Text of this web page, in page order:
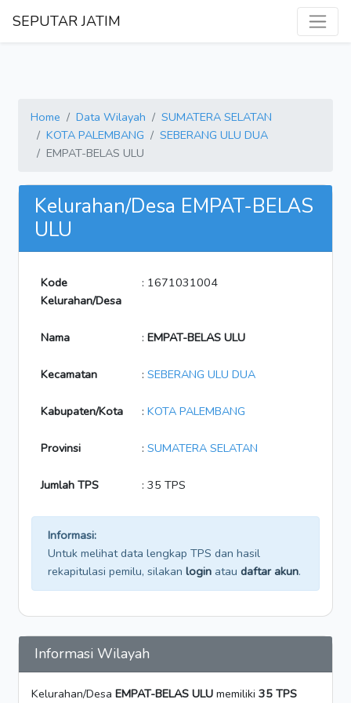
SEPUTAR JATIM
Home Data Wilayah
SUMATERA SELATAN
KOTA PALEMBANG
SEBERANG ULU DUA
EMPAT-BELAS ULU
Kelurahan/Desa EMPAT-BELAS
ULU
Kode
Kelurahan/Desa
: 1671031004
Nama : EMPAT-BELAS ULU
Kecamatan : SEBERANG ULU DUA
Kabupaten/Kota : KOTA PALEMBANG
Provinsi : SUMATERA SELATAN
Jumlah TPS : 35 TPS
Informasi:
Untuk melihat data lengkap TPS dan hasil
rekapitulasi pemilu, silakan login atau daftar akun.
Informasi Wilayah
Kelurahan/Desa EMPAT-BELAS ULU memiliki 35 TPS